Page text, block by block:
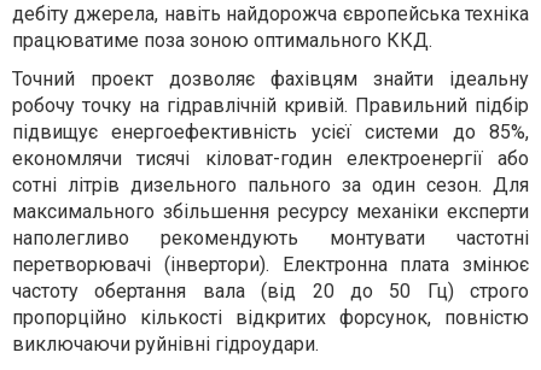
дебіту джерела, навіть найдорожча європейська техніка
працюватиме поза зоною оптимального ККД.
Точний проект дозволяє фахівцям знайти ідеальну
робочу точку на гідравлічній кривій. Правильний підбір
підвищує енергоефективність усієї системи до 85%,
економлячи тисячі кіловат-годин електроенергії або
сотні літрів дизельного пального за один сезон. Для
максимального збільшення ресурсу механіки експерти
наполегливо рекомендують монтувати частотні
перетворювачі (інвертори). Електронна плата змінює
частоту обертання вала (від 20 до 50 Гц) строго
пропорційно кількості відкритих форсунок, повністю
виключаючи руйнівні гідроудари.